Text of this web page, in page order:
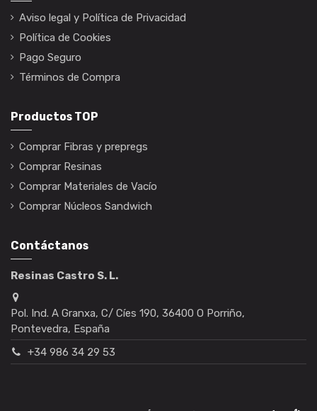
Aviso legal y Política de Privacidad
Política de Cookies
Pago Seguro
Términos de Compra
Productos TOP
Comprar Fibras y prepregs
Comprar Resinas
Comprar Materiales de Vacío
Comprar Núcleos Sandwich
Contáctanos
Resinas Castro S. L.
Pol. Ind. A Granxa, C/ Cíes 190, 36400 O Porriño,
Pontevedra, España
+34 986 34 29 53